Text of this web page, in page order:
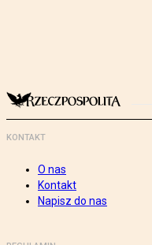
KONTAKT
O nas
Kontakt
Napisz do nas